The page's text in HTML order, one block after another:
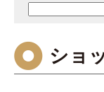
ショ